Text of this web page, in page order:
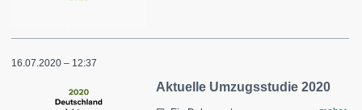
16.07.2020 – 12:37
Aktuelle Umzugsstudie 2020